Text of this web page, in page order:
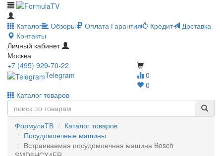
Каталог Обзоры Оплата Гарантия Кредит
Доставка
Контакты
Личный кабинет
Москва
0
0
+7 (495) 929-70-22
Telegram
Каталог товаров
ФормулаТВ
Каталог товаров
Посудомоечные машины
Встраиваемая посудомоечная машина Bosch